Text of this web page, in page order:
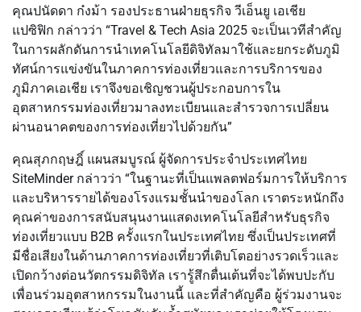
คุณปนัดดา ก๋งม้า รองประธานฝ่ายธุรกิจ วีเอ็นยู เอเชีย
แปซิฟิก กล่าวว่า “Travel & Tech Asia 2025 จะเป็นเวทีสำคัญ
ในการผลักดันการนำเทคโนโลยีดิจิทัลมาใช้และยกระดับภูมิ
ทัศน์การแข่งขันในภาคการท่องเที่ยวและการบริการของ
ภูมิภาคเอเชีย เราจึงขอเชิญชวนผู้ประกอบการใน
อุตสาหกรรมท่องเที่ยวมาลงทะเบียนและสำรวจการเปลี่ยน
ผ่านอนาคตของการท่องเที่ยวไปด้วยกัน”
คุณสุภกฤษฎิ์ แผนสมบูรณ์ ผู้จัดการประจำประเทศไทย
SiteMinder กล่าวว่า “ในฐานะที่เป็นแพลตฟอร์มการให้บริการ
และบริหารรายได้ของโรงแรมชั้นนำของโลก เราตระหนักถึง
คุณค่าของการสนับสนุนงานแสดงเทคโนโลยีสำหรับธุรกิจ
ท่องเที่ยวแบบ B2B ครั้งแรกในประเทศไทย ซึ่งเป็นประเทศที่
มีชื่อเสียงในด้านภาคการท่องเที่ยวที่เติบโตอย่างรวดเร็วและ
เปิดกว้างต่อนวัตกรรมดิจิทัล เรารู้สึกตื่นเต้นที่จะได้พบปะกับ
เพื่อนร่วมอุตสาหกรรมในงานนี้ และที่สำคัญคือ ผู้ร่วมงานจะ